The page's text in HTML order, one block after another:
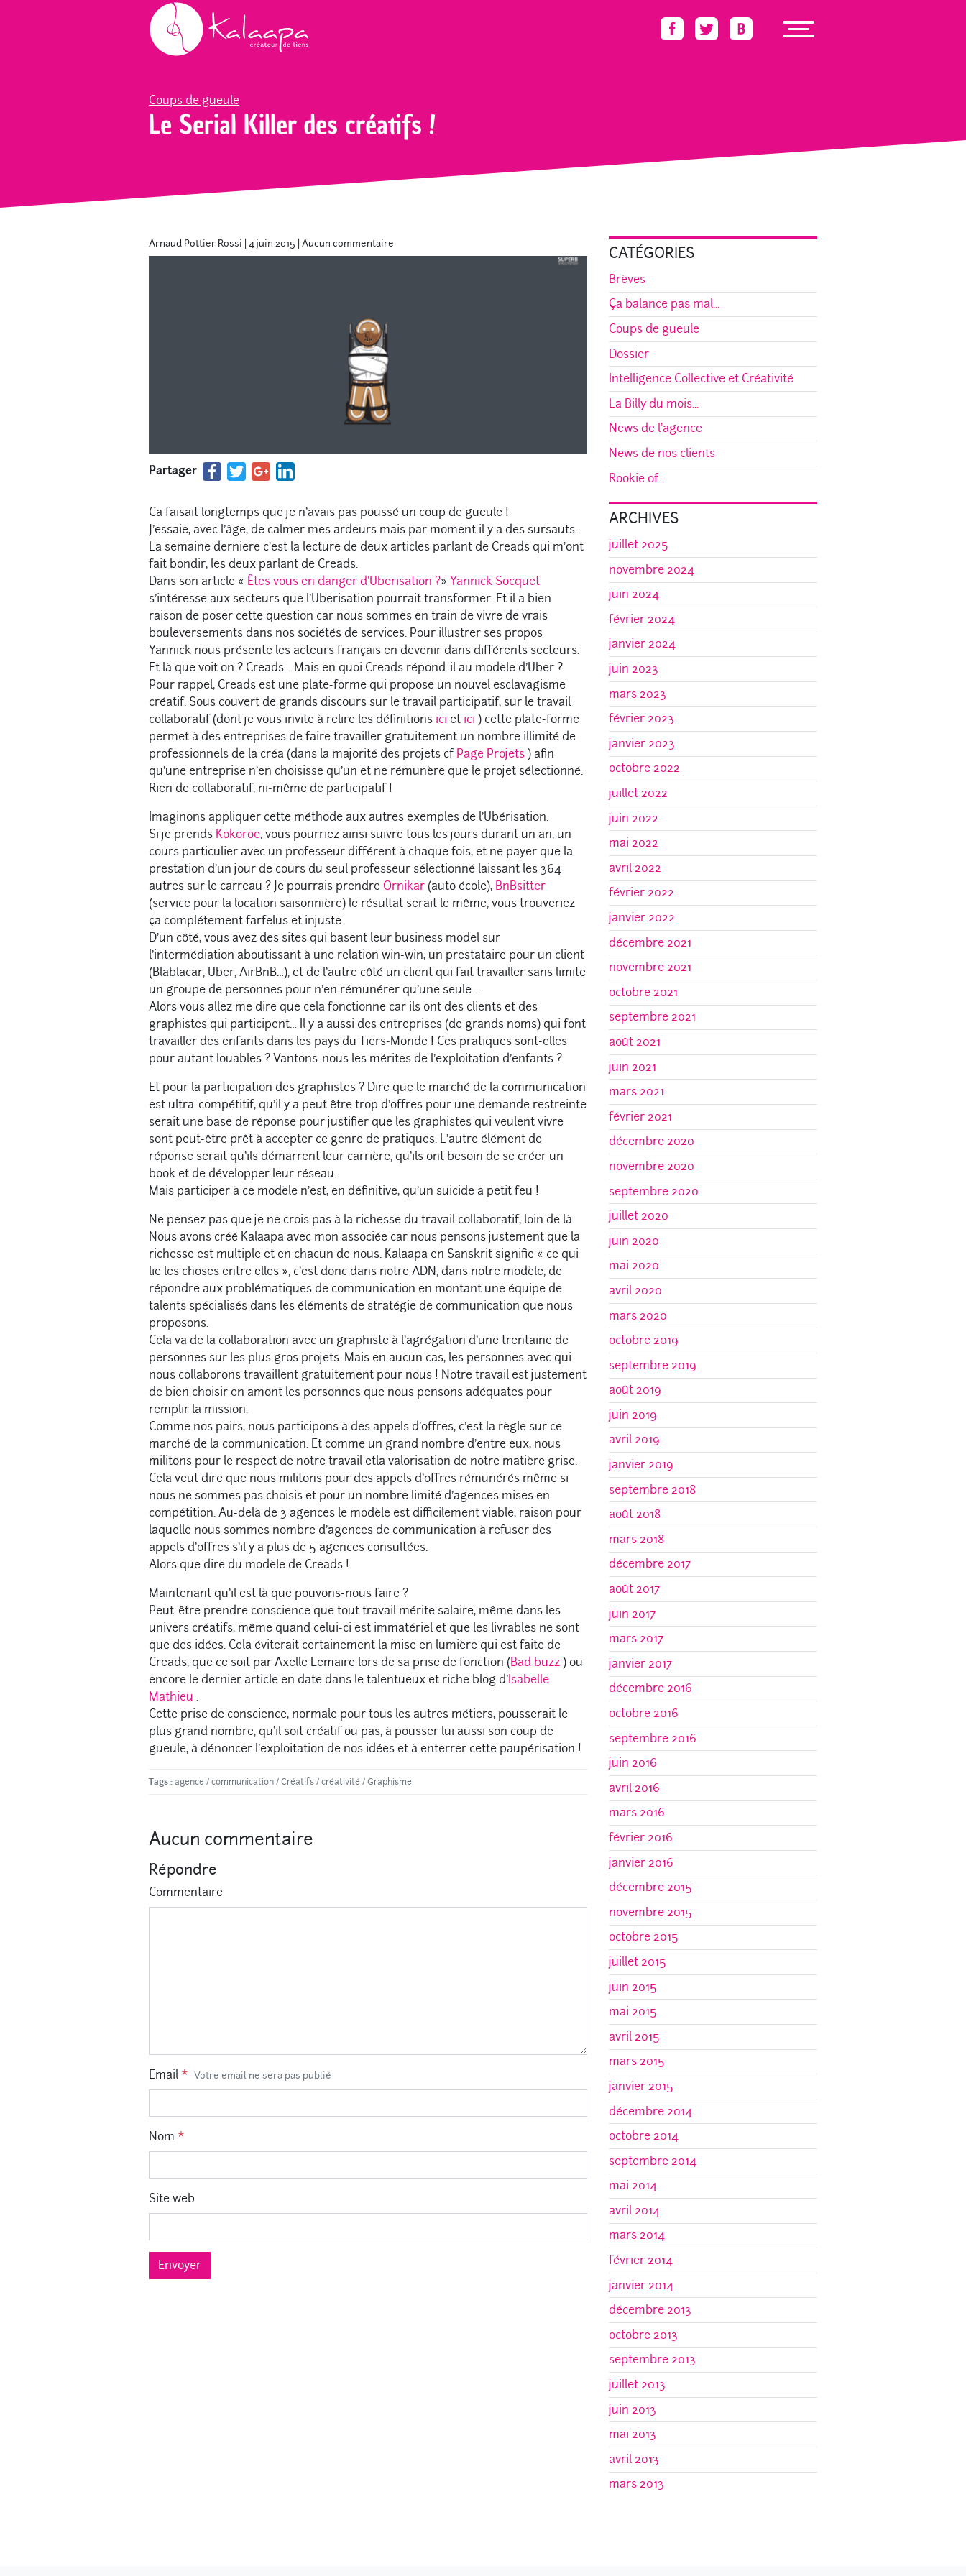
Coups de gueule
Le Serial Killer des créatifs !
Arnaud Pottier Rossi 4 juin 2015 Aucun commentaire
Partager
Ca faisait longtemps que je n’avais pas poussé un coup de gueule !
J’essaie, avec l’âge, de calmer mes ardeurs mais par moment il y a des sursauts.
La semaine dernière c’est la lecture de deux articles parlant de Creads qui m’ont
fait bondir, les deux parlant de Creads.
Dans son article « Êtes vous en danger d’Uberisation ?» Yannick Socquet
s’intéresse aux secteurs que l’Uberisation pourrait transformer. Et il a bien
raison de poser cette question car nous sommes en train de vivre de vrais
bouleversements dans nos sociétés de services. Pour illustrer ses propos
Yannick nous présente les acteurs français en devenir dans différents secteurs.
Et là que voit on ? Creads… Mais en quoi Creads répond-il au modèle d’Uber ?
Pour rappel, Creads est une plate-forme qui propose un nouvel esclavagisme
créatif. Sous couvert de grands discours sur le travail participatif, sur le travail
collaboratif (dont je vous invite à relire les définitions ici et ici ) cette plate-forme
permet à des entreprises de faire travailler gratuitement un nombre illimité de
professionnels de la créa (dans la majorité des projets cf Page Projets) afin
qu’une entreprise n’en choisisse qu’un et ne rémunère que le projet sélectionné.
Rien de collaboratif, ni-même de participatif !
Imaginons appliquer cette méthode aux autres exemples de l’Ubérisation.
Si je prends Kokoroe, vous pourriez ainsi suivre tous les jours durant un an, un
cours particulier avec un professeur différent à chaque fois, et ne payer que la
prestation d’un jour de cours du seul professeur sélectionné laissant les 364
autres sur le carreau ? Je pourrais prendre Ornikar (auto école), BnBsitter
(service pour la location saisonnière) le résultat serait le même, vous trouveriez
ça complétement farfelus et injuste.
D’un côté, vous avez des sites qui basent leur business model sur
l’intermédiation aboutissant à une relation win-win, un prestataire pour un client
(Blablacar, Uber, AirBnB…), et de l’autre côté un client qui fait travailler sans limite
un groupe de personnes pour n’en rémunérer qu’une seule…
Alors vous allez me dire que cela fonctionne car ils ont des clients et des
graphistes qui participent… Il y a aussi des entreprises (de grands noms) qui font
travailler des enfants dans les pays du Tiers-Monde ! Ces pratiques sont-elles
pour autant louables ? Vantons-nous les mérites de l’exploitation d’enfants ?
Et pour la participation des graphistes ? Dire que le marché de la communication
est ultra-compétitif, qu’il y a peut être trop d’offres pour une demande restreinte
serait une base de réponse pour justifier que les graphistes qui veulent vivre
sont peut-être prêt à accepter ce genre de pratiques. L’autre élément de
réponse serait qu’ils démarrent leur carrière, qu’ils ont besoin de se créer un
book et de développer leur réseau.
Mais participer à ce modèle n’est, en définitive, qu’un suicide à petit feu !
Ne pensez pas que je ne crois pas à la richesse du travail collaboratif, loin de là.
Nous avons créé Kalaapa avec mon associée car nous pensons justement que la
richesse est multiple et en chacun de nous. Kalaapa en Sanskrit signifie « ce qui
lie les choses entre elles », c’est donc dans notre ADN, dans notre modèle, de
répondre aux problématiques de communication en montant une équipe de
talents spécialisés dans les éléments de stratégie de communication que nous
proposons.
Cela va de la collaboration avec un graphiste à l’agrégation d’une trentaine de
personnes sur les plus gros projets. Mais en aucun cas, les personnes avec qui
nous collaborons travaillent gratuitement pour nous ! Notre travail est justement
de bien choisir en amont les personnes que nous pensons adéquates pour
remplir la mission.
Comme nos pairs, nous participons à des appels d’offres, c’est la règle sur ce
marché de la communication. Et comme un grand nombre d’entre eux, nous
militons pour le respect de notre travail etla valorisation de notre matière grise.
Cela veut dire que nous militons pour des appels d’offres rémunérés même si
nous ne sommes pas choisis et pour un nombre limité d’agences mises en
compétition. Au-delà de 3 agences le modèle est difficilement viable, raison pour
laquelle nous sommes nombre d’agences de communication à refuser des
appels d’offres s’il y a plus de 5 agences consultées.
Alors que dire du modèle de Creads !
Maintenant qu’il est là que pouvons-nous faire ?
Peut-être prendre conscience que tout travail mérite salaire, même dans les
univers créatifs, même quand celui-ci est immatériel et que les livrables ne sont
que des idées. Cela éviterait certainement la mise en lumière qui est faite de
Creads, que ce soit par Axelle Lemaire lors de sa prise de fonction (Bad buzz) ou
encore le dernier article en date dans le talentueux et riche blog d’ Isabelle
Mathieu .
Cette prise de conscience, normale pour tous les autres métiers, pousserait le
plus grand nombre, qu’il soit créatif ou pas, à pousser lui aussi son coup de
gueule, à dénoncer l’exploitation de nos idées et à enterrer cette paupérisation !
Tags : agence /communication/Créatifs/créativité /Graphisme
Aucun commentaire
Répondre
Commentaire
Email * Votre email ne sera pas publié
Nom *
Site web
Envoyer
CATÉGORIES
Brèves
Ça balance pas mal...
Coups de gueule
Dossier
Intelligence Collective et Créativité
La Billy du mois...
News de l'agence
News de nos clients
Rookie of...
ARCHIVES
juillet 2025
novembre 2024
juin 2024
février 2024
janvier 2024
juin 2023
mars 2023
février 2023
janvier 2023
octobre 2022
juillet 2022
juin 2022
mai 2022
avril 2022
février 2022
janvier 2022
décembre 2021
novembre 2021
octobre 2021
septembre 2021
août 2021
juin 2021
mars 2021
février 2021
décembre 2020
novembre 2020
septembre 2020
juillet 2020
juin 2020
mai 2020
avril 2020
mars 2020
octobre 2019
septembre 2019
août 2019
juin 2019
avril 2019
janvier 2019
septembre 2018
août 2018
mars 2018
décembre 2017
août 2017
juin 2017
mars 2017
janvier 2017
décembre 2016
octobre 2016
septembre 2016
juin 2016
avril 2016
mars 2016
février 2016
janvier 2016
décembre 2015
novembre 2015
octobre 2015
juillet 2015
juin 2015
mai 2015
avril 2015
mars 2015
janvier 2015
décembre 2014
octobre 2014
septembre 2014
mai 2014
avril 2014
mars 2014
février 2014
janvier 2014
décembre 2013
octobre 2013
septembre 2013
juillet 2013
juin 2013
mai 2013
avril 2013
mars 2013